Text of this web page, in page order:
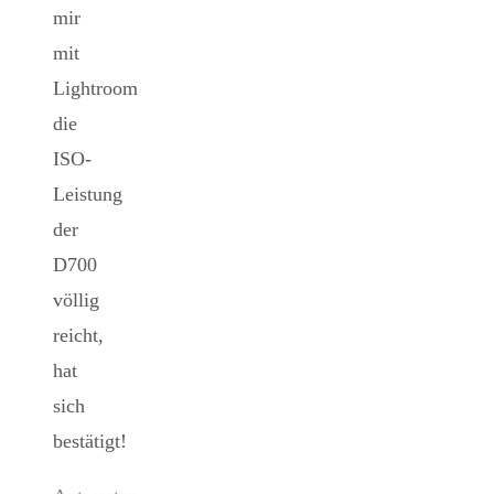
mir
mit
Lightroom
die
ISO-
Leistung
der
D700
völlig
reicht,
hat
sich
bestätigt!